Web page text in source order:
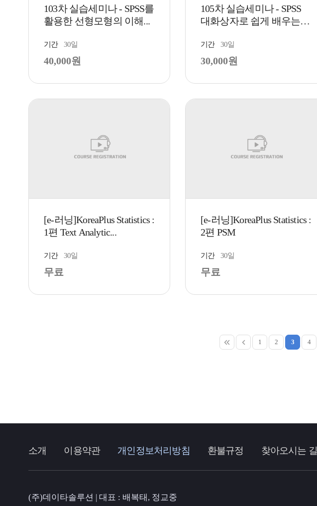
103차 실습세미나 - SPSS를
활용한 선형모형의 이해...
기간 30일
40,000원
105차 실습세미나 - SPSS
대화상자로 쉽게 배우는
기간 30일
30,000원
[e-러닝]KoreaPlus Statistics :
1편 Text Analytic...
기간 30일
무료
[e-러닝]KoreaPlus Statistics :
2편 PSM
기간 30일
무료
1 2 3 4
소개 이용약관 개인정보처리방침 환불규정 찾아오시는 길
(주)데이타솔루션 | 대표 : 배복태, 정교중